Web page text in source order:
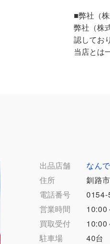
■弊社（
弊社（株
認してお
当店とは
出品店舗
なん
住所
釧路
電話番号
営業時間
10:00
買取受付
10:00
駐車場
40台